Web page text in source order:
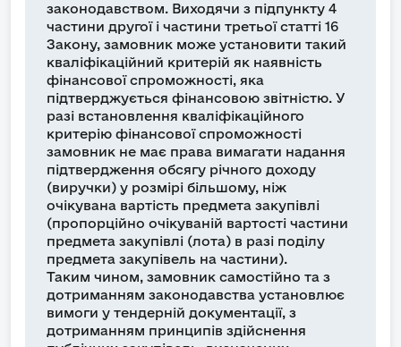
законодавством. Виходячи з підпункту 4
частини другої і частини третьої статті 16
Закону, замовник може установити такий
кваліфікаційний критерій як наявність
фінансової спроможності, яка
підтверджується фінансовою звітністю. У
разі встановлення кваліфікаційного
критерію фінансової спроможності
замовник не має права вимагати надання
підтвердження обсягу річного доходу
(виручки) у розмірі більшому, ніж
очікувана вартість предмета закупівлі
(пропорційно очікуваній вартості частини
предмета закупівлі (лота) в разі поділу
предмета закупівель на частини).
Таким чином, замовник самостійно та з
дотриманням законодавства установлює
вимоги у тендерній документації, з
дотриманням принципів здійснення